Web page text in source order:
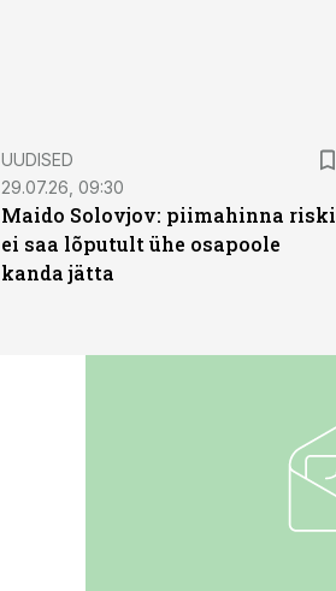
UUDISED
29.07.26, 09:30
Maido Solovjov: piimahinna riski
ei saa lõputult ühe osapoole
kanda jätta